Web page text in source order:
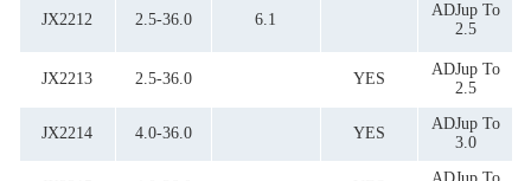
JX2212 2.5-36.0 6.1
ADJup To
2.5
JX2213 2.5-36.0 YES
ADJup To
2.5
JX2214 4.0-36.0 YES
ADJup To
3.0